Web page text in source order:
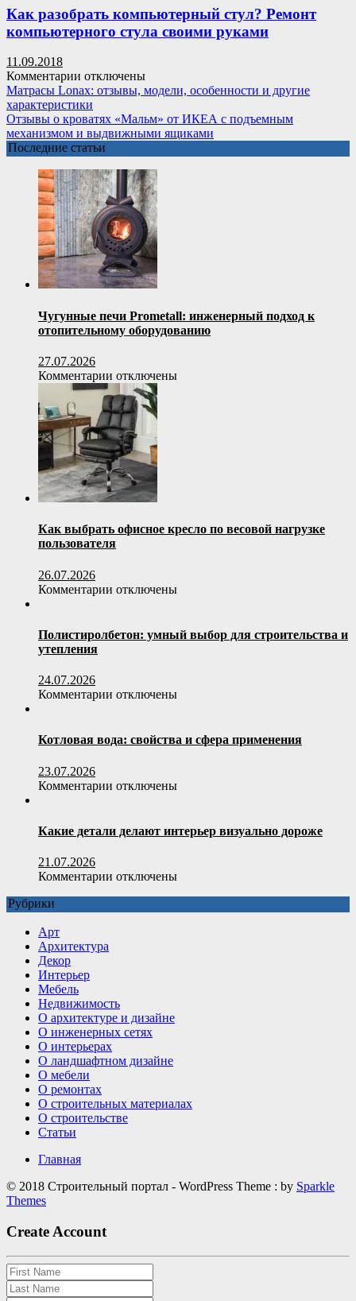
строения,
фото
помещения
Как разобрать компьютерный стул? Ремонт
компьютерного стула своими руками
11.09.2018
Комментарии к
записи
Как
разобрать
компьютерный
стул?
Ремонт
компьютерного
стула
своими
руками
отключены
Матрасы Lonax: отзывы, модели, особенности и другие
характеристики
Отзывы о кроватях «Мальм» от ИКЕА с подъемным
механизмом и выдвижными ящиками
Последние статьи
Чугунные печи Prometall: инженерный подход к
отопительному оборудованию
27.07.2026
Комментарии к
записи
Чугунные
печи
Prometall:
инженерный
подход
к
отопительному
оборудованию
отключены
Как выбрать офисное кресло по весовой нагрузке
пользователя
26.07.2026
Комментарии к
выбрать
офисное
нагрузке
отключены
Полистиролбетон: умный выбор для строительства и
утепления
24.07.2026
Комментарии к
умный
выбор
и
отключены
Котловая вода: свойства и сфера применения
23.07.2026
Комментарии к
вода:
свойства
применения
отключены
Какие детали делают интерьер визуально дороже
21.07.2026
Комментарии котключены
Рубрики
Арт
Архитектура
Декор
Интерьер
Мебель
Недвижимость
О архитектуре и дизайне
О инженерных сетях
О интерьерах
О ландшафтном дизайне
О мебели
О ремонтах
О строительных материалах
О строительстве
Статьи
Главная
© 2018 Строительный портал - WordPress Theme : by Sparkle
Themes
Create Account